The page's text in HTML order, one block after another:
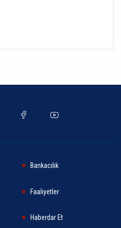
Bankacılık
Faaliyetler
Haberdar Et